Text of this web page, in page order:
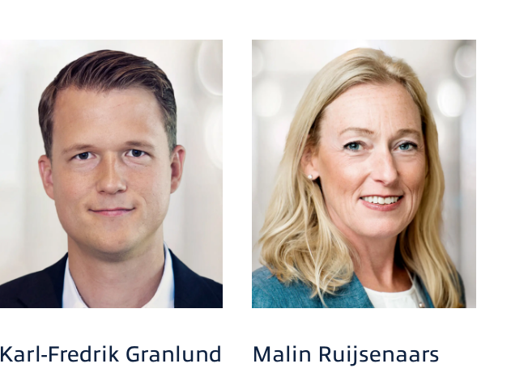
Karl-Fredrik Granlund Malin Ruijsenaars